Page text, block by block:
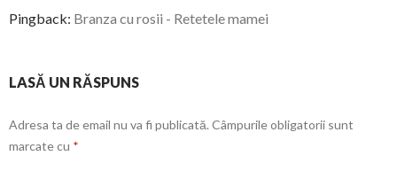
Pingback: Branza cu rosii - Retetele mamei
LASĂ UN RĂSPUNS
Adresa ta de email nu va fi publicată. Câmpurile obligatorii sunt
marcate cu *